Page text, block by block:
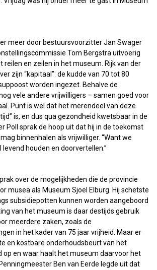
meer door bestuursvoorzitter Jan Swager
Tom Bergstra uitvoerig
reilen en zeilen in het museum. Rijk van der
zijn “kapitaal”: de kudde van 70 tot 80
worden ingezet. Behalve de
vele andere vrijwilligers – samen goed voor
Punt is wel dat het merendeel van deze
is, en dus qua gezondheid kwetsbaar in de
Poll sprak de hoop uit dat hij in de toekomst
binnenhalen als vrijwilliger. “Want we
houden en doorvertellen.”
over de mogelijkheden die de provincie
musea als Museum Sjoel Elburg. Hij schetste
subsidiepotten kunnen worden aangeboord
van het museum is daar destijds gebruik
meerdere zaken, zoals de
in het kader van 75 jaar vrijheid. Maar er
en kostbare onderhoudsbeurt van het
op en waar haalt het museum daarvoor het
Ben van Eerde legde uit dat